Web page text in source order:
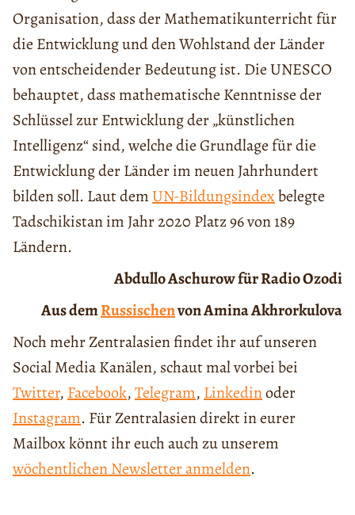
Organisation, dass der Mathematikunterricht für
die Entwicklung und den Wohlstand der Länder
von entscheidender Bedeutung ist. Die UNESCO
behauptet, dass mathematische Kenntnisse der
Schlüssel zur Entwicklung der „künstlichen
Intelligenz“ sind,welchedie Grundlage für die
Entwicklung der Länder im neuen Jahrhundert
bilden soll. Laut demUN-Bildungsindexbelegte
Tadschikistan im Jahr 2020 Platz 96 von 189
Ländern.
Abdullo Aschurow für Radio Ozodi
Aus demRussischenvon Amina Akhrorkulova
Noch mehr Zentralasien findet ihr auf unseren
Social Media Kanälen, schaut mal vorbei bei
Twitter, Facebook,Telegram, Linkedinoder
Instagram. Für Zentralasien direkt in eurer
Mailbox könnt ihr euch auch zu unserem
wöchentlichen Newsletter anmelden.